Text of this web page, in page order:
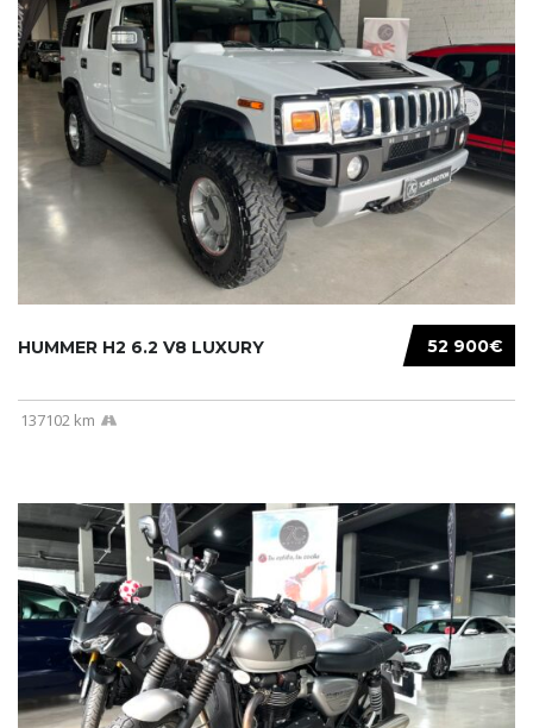
52 900€
HUMMER H2 6.2 V8 LUXURY
137102 km